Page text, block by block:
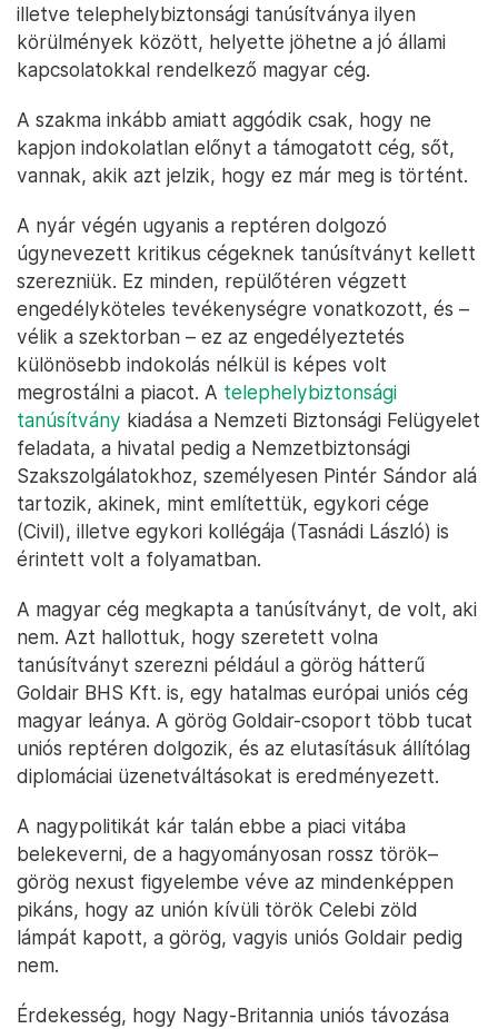
illetve telephelybiztonsági tanúsítványa ilyen
körülmények között, helyette jöhetne a jó állami
kapcsolatokkal rendelkező magyar cég.
A szakma inkább amiatt aggódik csak, hogy ne
kapjon indokolatlan előnyt a támogatott cég, sőt,
vannak, akik azt jelzik, hogy ez már meg is történt.
A nyár végén ugyanis a reptéren dolgozó
úgynevezett kritikus cégeknek tanúsítványt kellett
szerezniük. Ez minden, repülőtéren végzett
engedélyköteles tevékenységre vonatkozott, és –
vélik a szektorban – ez az engedélyeztetés
különösebb indokolás nélkül is képes volt
megrostálni a piacot. A telephelybiztonsági
tanúsítvány kiadása a Nemzeti Biztonsági Felügyelet
feladata, a hivatal pedig a Nemzetbiztonsági
Szakszolgálatokhoz, személyesen Pintér Sándor alá
tartozik, akinek, mint említettük, egykori cége
(Civil), illetve egykori kollégája (Tasnádi László) is
érintett volt a folyamatban.
A magyar cég megkapta a tanúsítványt, de volt, aki
nem. Azt hallottuk, hogy szeretett volna
tanúsítványt szerezni például a görög hátterű
Goldair BHS Kft. is, egy hatalmas európai uniós cég
magyar leánya. A görög Goldair-csoport több tucat
uniós reptéren dolgozik, és az elutasításuk állítólag
diplomáciai üzenetváltásokat is eredményezett.
A nagypolitikát kár talán ebbe a piaci vitába
belekeverni, de a hagyományosan rossz török–
görög nexust figyelembe véve az mindenképpen
pikáns, hogy az unión kívüli török Celebi zöld
lámpát kapott, a görög, vagyis uniós Goldair pedig
nem.
Érdekesség, hogy Nagy-Britannia uniós távozása